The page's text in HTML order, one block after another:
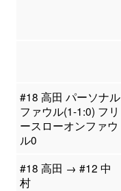
#18 高田 パーソナル
ファウル(1-1:0) フリ
ースローオンファウ
ル0
#18 高田 → #12 中
村